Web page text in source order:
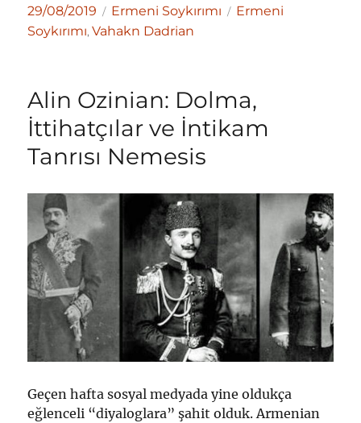
Yayın
tarihi
29/08/2019 Kategoriler
Ermeni Soykırımı Etiketler
Ermeni
Soykırımı,Vahakn Dadrian
Alin Ozinian: Dolma,
İttihatçılar ve İntikam
Tanrısı Nemesis
Geçen hafta sosyal medyada yine oldukça
eğlenceli “diyaloglara” şahit olduk. Armenian